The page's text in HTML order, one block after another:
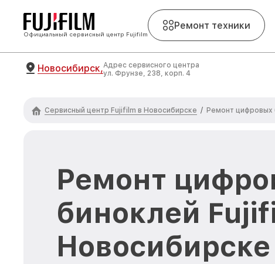
Официальный сервисный центр Fujifilm
Ремонт техники
Новосибирск,Адрес сервисного центра
ул. Фрунзе, 238, корп. 4
Сервисный центр Fujifilm в Новосибирске / Ремонт цифровых
Ремонт
биноклей
Новосибирске